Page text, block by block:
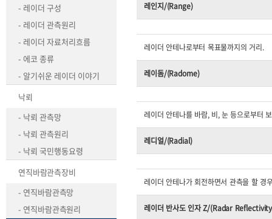
- 레이더 구성
- 레이더 관측원리
- 레이더 자료처리흐름
- 에코 종류
- 알기쉬운 레이더 이야기
낙뢰
- 낙뢰 관측망
- 낙뢰 관측원리
- 낙뢰 국민행동요령
연직바람관측장비
- 연직바람관측망
- 연직바람관측원리
레인지/(Range)
레이더 안테나로부터 목표물까지의 거리.
레이돔/(Radome)
레이더 안테나를 바람, 비, 눈 등으로부터
레디얼/(Radial)
레이더 안테나가 회전하면서 관측을 할
레이더 반사도 인자 Z/(Radar